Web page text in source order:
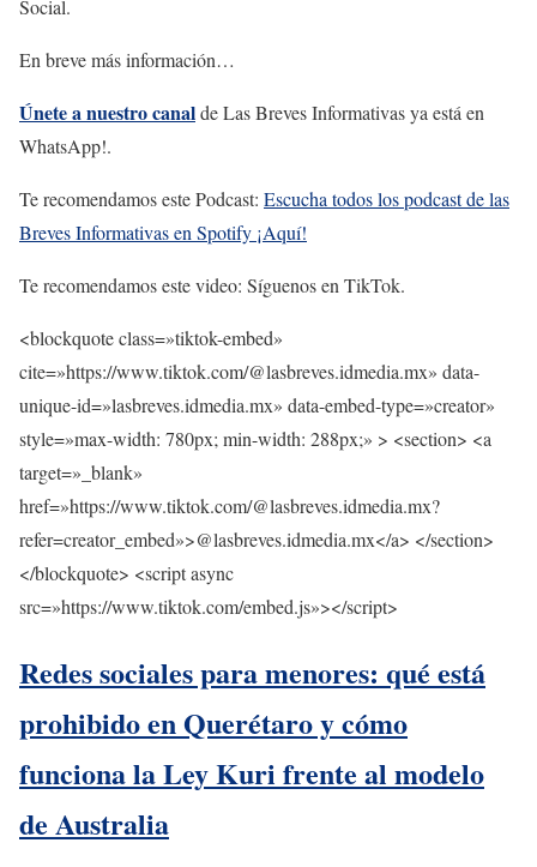
Social.
En breve más información…
Únete a nuestro canalde Las Breves Informativas ya está en
WhatsApp!.
Te recomendamos este Podcast: Escucha todos los podcast de las
Breves Informativas en Spotify ¡Aquí!
Te recomendamos este video: Síguenos en TikTok.
<blockquote class=»tiktok-embed»
cite=»https://www.tiktok.com/@lasbreves.idmedia.mx» data-
unique-id=»lasbreves.idmedia.mx» data-embed-type=»creator»
style=»max-width: 780px; min-width: 288px;» > <section> <a
target=»_blank»
href=»https://www.tiktok.com/@lasbreves.idmedia.mx?
refer=creator_embed»>@lasbreves.idmedia.mx</a> </section>
</blockquote> <script async
src=»https://www.tiktok.com/embed.js»></script>
Redes sociales para menores: qué está
prohibido en Querétaro y cómo
funciona la Ley Kuri frente al modelo
de Australia